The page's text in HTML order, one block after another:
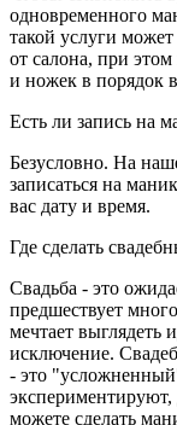
одновременного
такой услуги
от салона, при
и ножек в порядок в
Есть ли запись на
Безусловно. На
записаться на
вас дату и время.
Где сделать
Свадьба - это
предшествует
мечтает
исключение.
- это
можете сделать